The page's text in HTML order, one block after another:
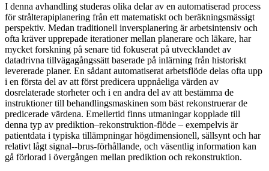
I denna avhandling studeras olika delar av en automatiserad process
för strålterapiplanering från ett matematiskt och beräkningsmässigt
perspektiv. Medan traditionell inversplanering är arbetsintensiv och
ofta kräver upprepade iterationer mellan planerare och läkare, har
mycket forskning på senare tid fokuserat på utvecklandet av
datadrivna tillvägagångssätt baserade på inlärning från historiskt
levererade planer. En sådant automatiserat arbetsflöde delas ofta upp
i en första del av att först predicera uppnåeliga värden av
dosrelaterade storheter och i en andra del av att bestämma de
instruktioner till behandlingsmaskinen som bäst rekonstruerar de
predicerade värdena. Emellertid finns utmaningar kopplade till
denna typ av prediktion–rekonstruktion-flöde – exempelvis är
patientdata i typiska tillämpningar högdimensionell, sällsynt och har
relativt lågt signal--brus-förhållande, och väsentlig information kan
gå förlorad i övergången mellan prediktion och rekonstruktion.